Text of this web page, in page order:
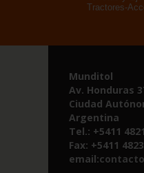
Tractores-
Munditol
Av. Honduras
Ciudad
Argentina
Tel.: +5411
Fax: +5411
email: